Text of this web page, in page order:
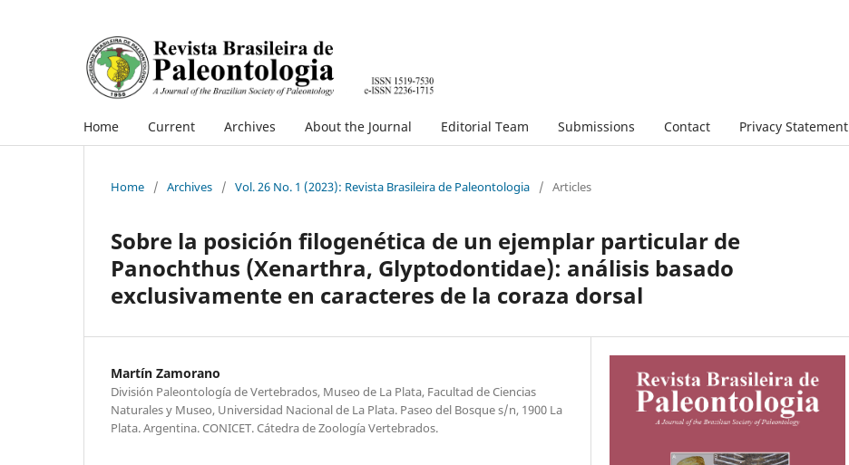
Home Current Archives About the Journal Editorial Team Submissions Contact Privacy Statement
Home / Archives / Vol. 26 No. 1 (2023): Revista Brasileira de Paleontologia / Articles
Sobre la posición filogenética de un ejemplar particular de
Panochthus (Xenarthra, Glyptodontidae): análisis basado
exclusivamente en caracteres de la coraza dorsal
Martín Zamorano
División Paleontología de Vertebrados, Museo de La Plata, Facultad de Ciencias
Naturales y Museo, Universidad Nacional de La Plata. Paseo del Bosque s/n, 1900 La
Plata. Argentina. CONICET. Cátedra de Zoología Vertebrados.